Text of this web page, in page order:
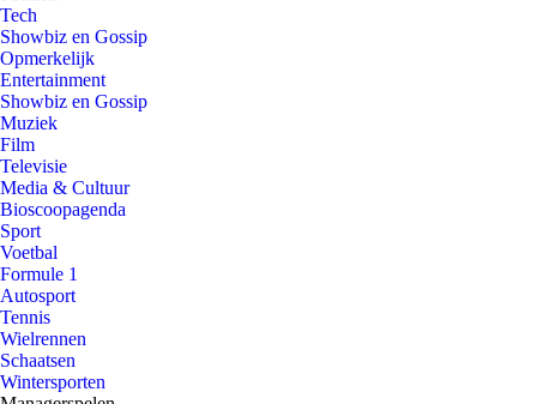
Tech
Showbiz en Gossip
Opmerkelijk
Entertainment
Showbiz en Gossip
Muziek
Film
Televisie
Media & Cultuur
Bioscoopagenda
Sport
Voetbal
Formule 1
Autosport
Tennis
Wielrennen
Schaatsen
Wintersporten